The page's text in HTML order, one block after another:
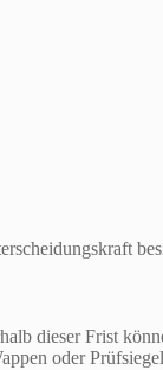
dieser Frist
oder